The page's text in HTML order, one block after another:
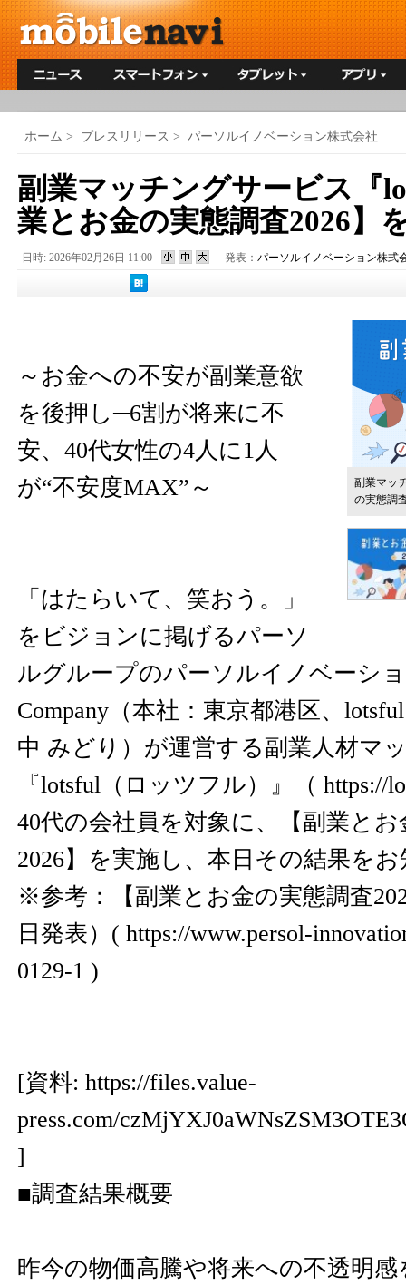
ホーム > プレスリリース > パーソルイノベーション株式会社
副業マッチングサービス『
業とお金の実態調査2026】
日時: 2026年02月26日 11:00 発表： パーソルイノベーション株式
副業マッ
の実態調
～お金への不安が副業意欲
を後押し─6割が将来に不
安、40代女性の4人に1人
が“不安度MAX”～
「はたらいて、笑おう。」
をビジョンに掲げるパーソ
ルグループのパーソルイノベーシ
Company（本社：東京都港区、
中 みどり）が運営する副業人材マ
『lotsful（ロッツフル）』（ https://
40代の会社員を対象に、【副業と
2026】を実施し、本日その結果を
※参考：【副業とお金の実態調査
日発表）( https://www.persol-
0129-1 )
[資料: https://files.value-
press.com/
]
■調査結果概要
昨今の物価高騰や将来への不透明